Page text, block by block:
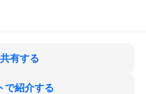
有する
で紹介する